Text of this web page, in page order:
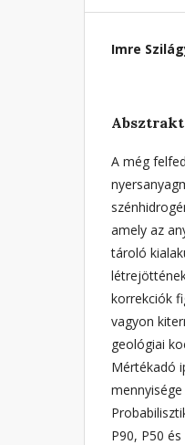
Imre
Absztrakt
A még
amely az
tároló
korrekciók
vagyon
geológiai
Mértékadó
P90, P50